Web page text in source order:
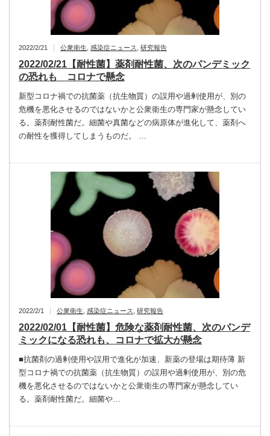
2022/2/21 公衆衛生 感染症ニュース 研究報告
2022/02/21【耐性菌】薬剤耐性菌、次のパンデミック
の恐れも コロナで懸念
新型コロナ禍での抗菌薬（抗生物質）の誤用や過剰使用が、別の
危機を悪化させるのではないかと公衆衛生の専門家が懸念してい
る。薬剤耐性菌だ。細菌や真菌などの病原体が進化して、薬剤へ
の耐性を獲得してしまうものだ。 …
2022/2/1 公衆衛生 感染症ニュース 研究報告
2022/02/01【耐性菌】危険な薬剤耐性菌、次のパンデ
ミックになる恐れも、コロナで拡大が懸念
■抗菌剤の過剰使用や誤用で進化が加速、新薬の登場は期待薄 新
型コロナ禍での抗菌薬（抗生物質）の誤用や過剰使用が、別の危
機を悪化させるのではないかと公衆衛生の専門家が懸念してい
る。薬剤耐性菌だ。細菌や…